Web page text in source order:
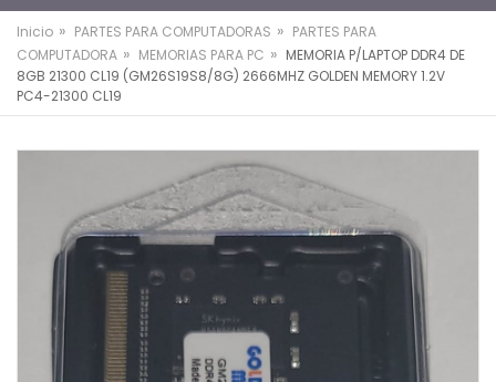
Inicio » PARTES PARA COMPUTADORAS » PARTES PARA
COMPUTADORA » MEMORIAS PARA PC » MEMORIA P/LAPTOP DDR4 DE
8GB 21300 CL19 (GM26S19S8/8G) 2666MHZ GOLDEN MEMORY 1.2V
PC4-21300 CL19